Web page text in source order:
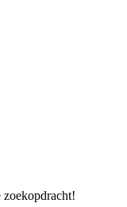
zoekopdracht!